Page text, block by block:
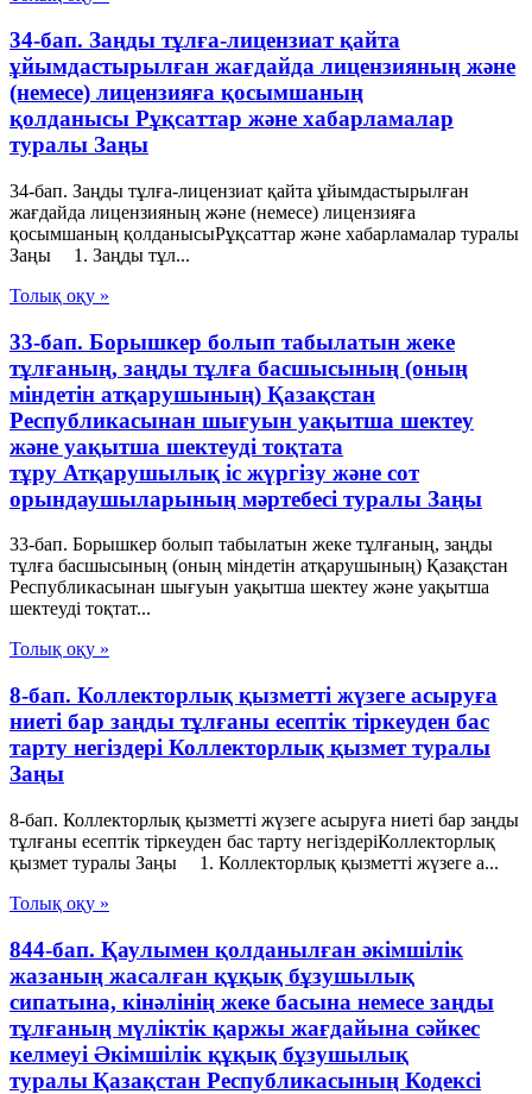
34-бап. Заңды тұлға-лицензиат қайта
ұйымдастырылған жағдайда лицензияның және
(немесе) лицензияға қосымшаның
қолданысы Рұқсаттар және хабарламалар
туралы Заңы
34-бап. Заңды тұлға-лицензиат қайта ұйымдастырылған
жағдайда лицензияның және (немесе) лицензияға
қосымшаның қолданысыРұқсаттар және хабарламалар туралы
Заңы 1. Заңды тұл...
Толық оқу »
33-бап. Борышкер болып табылатын жеке
тұлғаның, заңды тұлға басшысының (оның
міндетін атқарушының) Қазақстан
Республикасынан шығуын уақытша шектеу
және уақытша шектеуді тоқтата
тұру Атқарушылық iс жүргiзу және сот
орындаушыларының мәртебесi туралы Заңы
33-бап. Борышкер болып табылатын жеке тұлғаның, заңды
тұлға басшысының (оның міндетін атқарушының) Қазақстан
Республикасынан шығуын уақытша шектеу және уақытша
шектеуді тоқтат...
Толық оқу »
8-бап. Коллекторлық қызметті жүзеге асыруға
ниеті бар заңды тұлғаны есептік тіркеуден бас
тарту негіздерi Коллекторлық қызмет туралы
Заңы
8-бап. Коллекторлық қызметті жүзеге асыруға ниеті бар заңды
тұлғаны есептік тіркеуден бас тарту негіздерiКоллекторлық
қызмет туралы Заңы 1. Коллекторлық қызметті жүзеге а...
Толық оқу »
844-бап. Қаулымен қолданылған әкiмшiлiк
жазаның жасалған құқық бұзушылық
сипатына, кiнәлiнiң жеке басына немесе заңды
тұлғаның мүлiктiк қаржы жағдайына сәйкес
келмеуi Әкімшілік құқық бұзушылық
туралы Қазақстан Республикасының Кодексі